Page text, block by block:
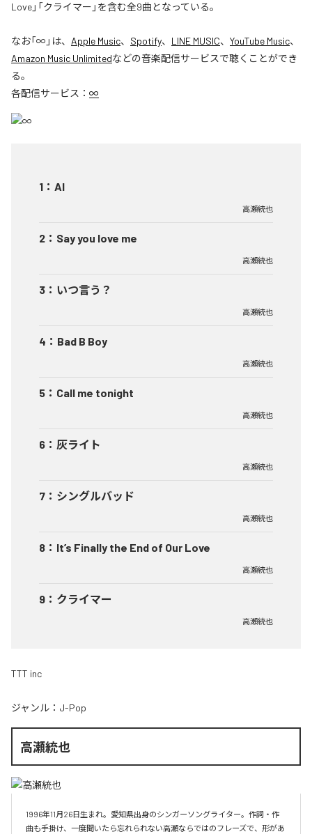
Love」「クライマー」を含む全9曲となっている。
なお「∞ 」は、 Apple Music、 Spotify、 LINE MUSIC、 YouTube Music、
Amazon Music Unlimitedなどの音楽配信サービスで聴くことができ
る。
各配信サービス： ∞
1 ： AI
高瀬統也
2 ： Say you love me
高瀬統也
3 ： いつ言う？
高瀬統也
4 ： Bad B Boy
高瀬統也
5 ： Call me tonight
高瀬統也
6 ： 灰ライト
高瀬統也
7 ： シングルバッド
高瀬統也
8 ： It’s Finally the End of Our Love
高瀬統也
9 ： クライマー
高瀬統也
TTT inc
ジャンル： J-Pop
高瀬統也
1996年11月26日生まれ。愛知県出身のシンガーソングライター。作詞・作
曲も手掛け、一度聞いたら忘れられない高瀬ならではのフレーズで、形があ